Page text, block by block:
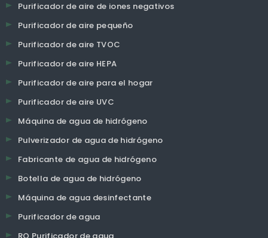
Purificador de aire de iones negativos
Purificador de aire pequeño
Purificador de aire TVOC
Purificador de aire HEPA
Purificador de aire para el hogar
Purificador de aire UVC
Máquina de agua de hidrógeno
Pulverizador de agua de hidrógeno
Fabricante de agua de hidrógeno
Botella de agua de hidrógeno
Máquina de agua desinfectante
Purificador de agua